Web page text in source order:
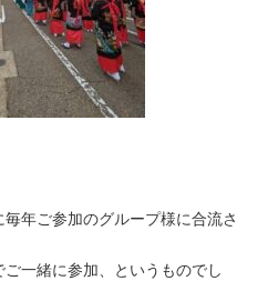
年ご参加のグループ様に合流さ
一緒に参加、というものでし